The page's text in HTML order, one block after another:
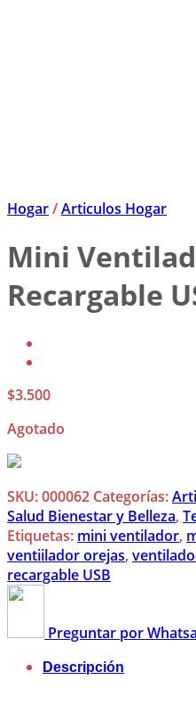
Hogar/Articulos Hogar
Mini
Recargable
$3.500
Agotado
SKU:000062 Categorías:
Salud Bienestar y Belleza,
Etiquetas: mini ventilador,
ventiilador orejas,
recargable USB
Preguntar por
Descripción